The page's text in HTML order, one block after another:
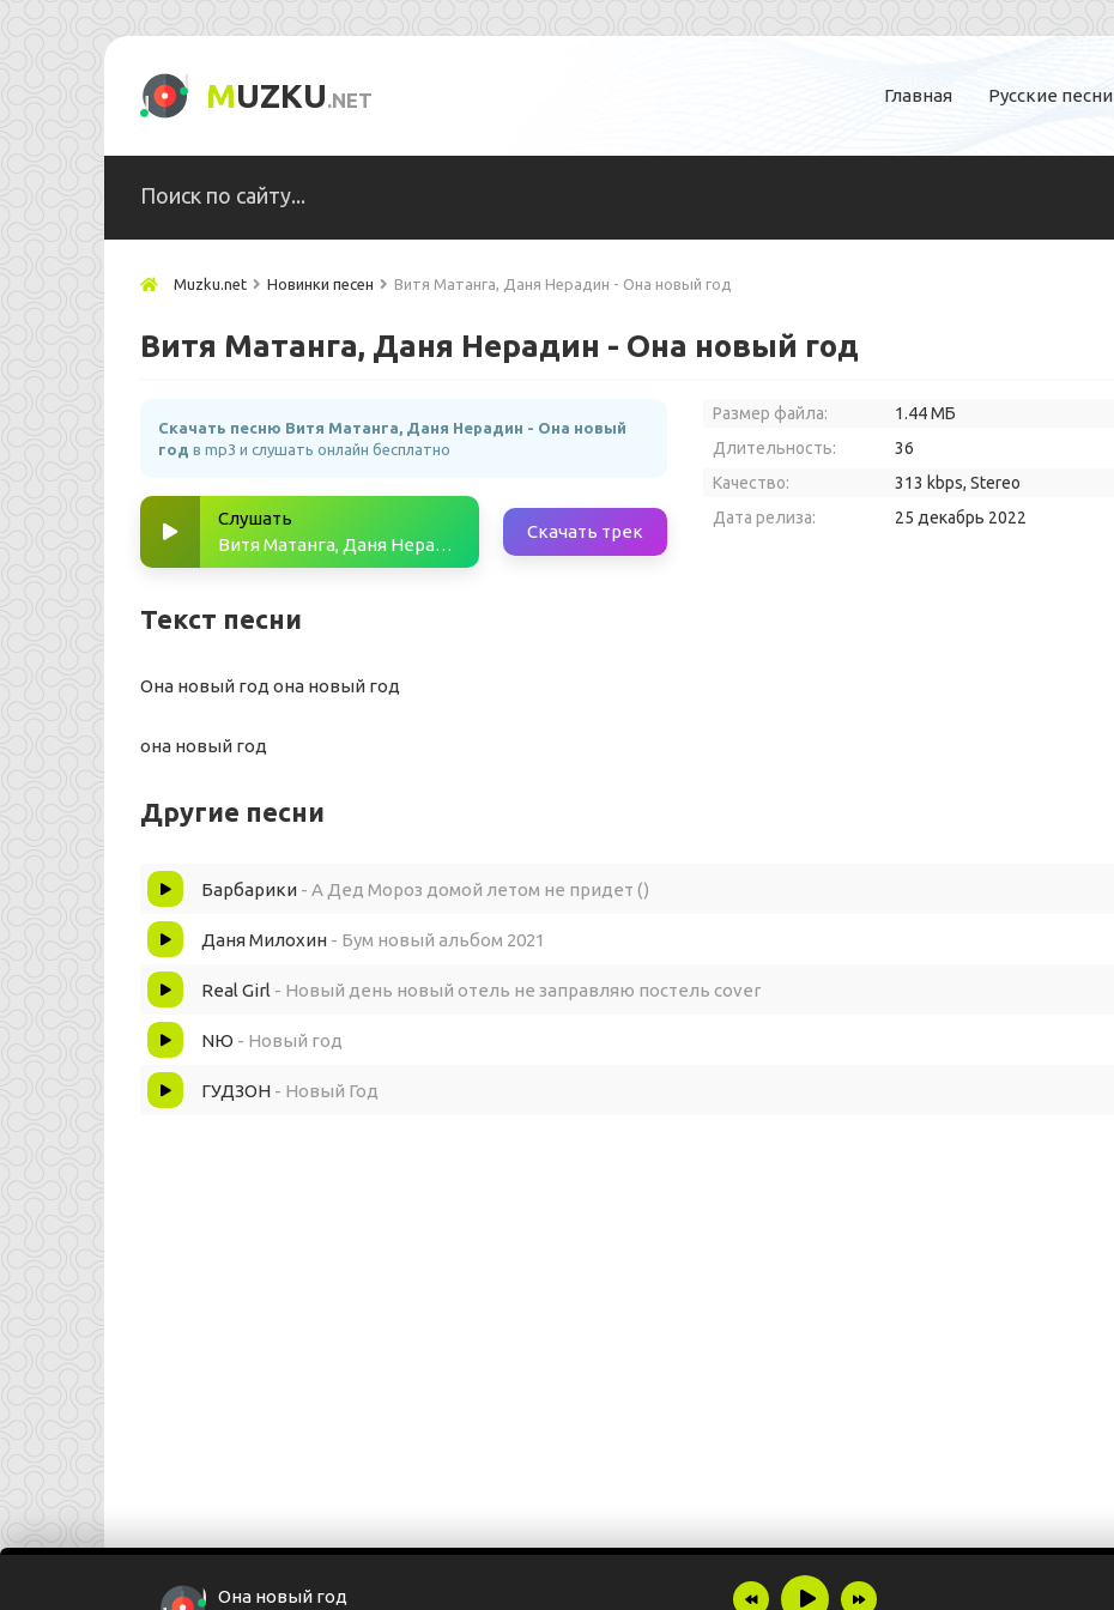
MUZKU.NET Главная Русские песни
Muzku.net Новинки песен Витя Матанга, Даня Нерадин - Она новый год
Витя Матанга, Даня Нерадин - Она новый год
Скачать песню Витя Матанга, Даня Нерадин - Она новый
год в mp3 и слушать онлайн бесплатно
Слушать
Витя Матанга, Даня Нерадин - Она новый год
Скачать трек
Размер файла:
1.44 МБ
Длительность:
36
Качество:
313 kbps, Stereo
Дата релиза:
25 декабрь 2022
Текст песни
Она новый год она новый год
она новый год
Другие песни
Барбарики - А Дед Мороз домой летом не придет ()
Даня Милохин - Бум новый альбом 2021
Real Girl - Новый день новый отель не заправляю постель cover
NЮ - Новый год
ГУДЗОН - Новый Год
Она новый год